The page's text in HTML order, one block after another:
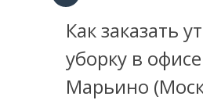
Как заказать
уборку в
Марьино